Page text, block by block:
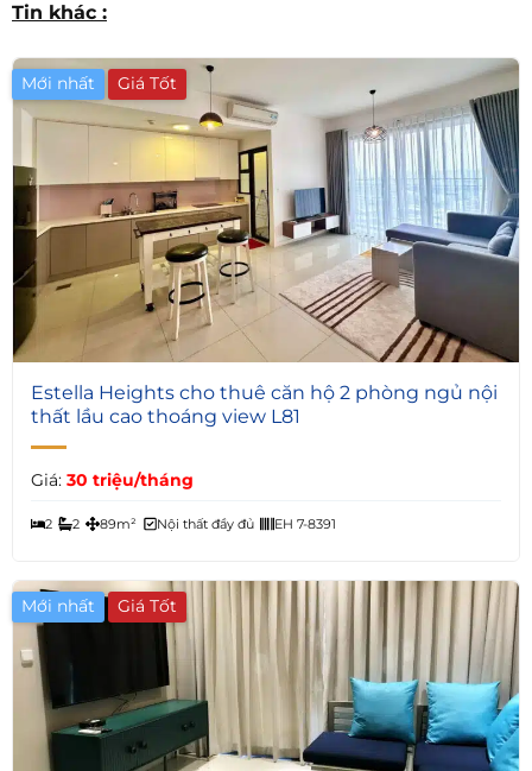
Tin khác :
Mới nhất Giá Tốt
5
Estella Heights cho thuê căn hộ 2 phòng ngủ nội
thất lầu cao thoáng view L81
Giá: 30 triệu/tháng
2 2 89m² Nội thất đầy đủ EH 7-8391
Mới nhất Giá Tốt